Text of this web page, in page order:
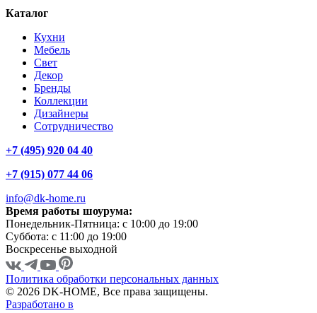
Каталог
Кухни
Мебель
Свет
Декор
Бренды
Коллекции
Дизайнеры
Сотрудничество
+7 (495) 920 04 40
+7 (915) 077 44 06
info@dk-home.ru
Время работы шоурума:
Понедельник-Пятница: c 10:00 до 19:00
Суббота: c 11:00 до 19:00
Воскресенье выходной
Политика обработки персональных данных
© 2026 DK-HOME, Все права защищены.
Разработано в